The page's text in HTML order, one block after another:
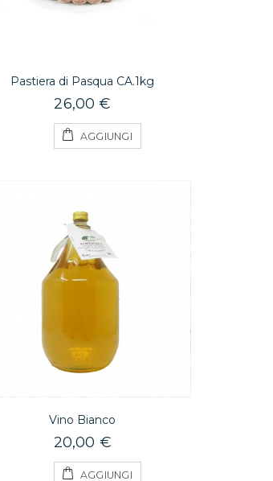
Pastiera di Pasqua CA.1kg
26,00 €
AGGIUNGI
Vino Bianco
20,00 €
AGGIUNGI